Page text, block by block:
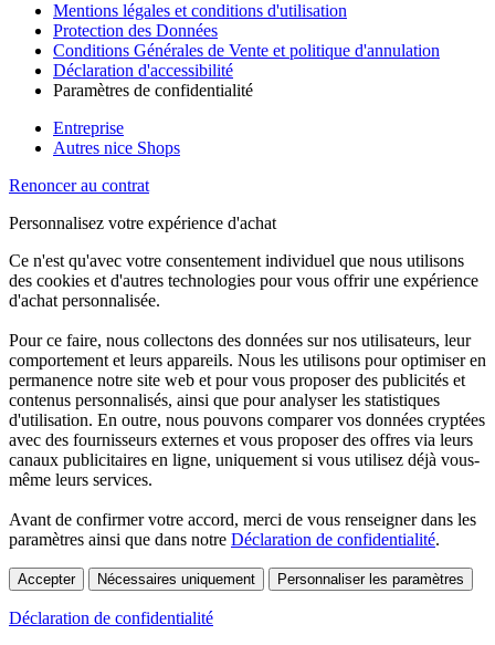
Mentions légales et conditions d'utilisation
Protection des Données
Conditions Générales de Vente et politique d'annulation
Déclaration d'accessibilité
Paramètres de confidentialité
Entreprise
Autres nice Shops
Renoncer au contrat
Personnalisez votre expérience d'achat
Ce n'est qu'avec votre consentement individuel que nous utilisons
des cookies et d'autres technologies pour vous offrir une expérience
d'achat personnalisée.
Pour ce faire, nous collectons des données sur nos utilisateurs, leur
comportement et leurs appareils. Nous les utilisons pour optimiser en
permanence notre site web et pour vous proposer des publicités et
contenus personnalisés, ainsi que pour analyser les statistiques
d'utilisation. En outre, nous pouvons comparer vos données cryptées
avec des fournisseurs externes et vous proposer des offres via leurs
canaux publicitaires en ligne, uniquement si vous utilisez déjà vous-
même leurs services.
Avant de confirmer votre accord, merci de vous renseigner dans les
paramètres ainsi que dans notre Déclaration de confidentialité.
Accepter Nécessaires uniquement Personnaliser les paramètres
Déclaration de confidentialité